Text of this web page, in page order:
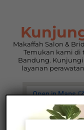
Makaffah Salon &
Temukan kami di
Bandung.
layanan